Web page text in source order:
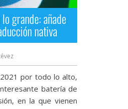
grande: añade
nativa
por todo lo alto,
batería de
en la que vienen